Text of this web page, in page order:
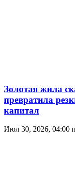
Золотая жила
превратила
капитал
Июл 30, 2026, 04:00